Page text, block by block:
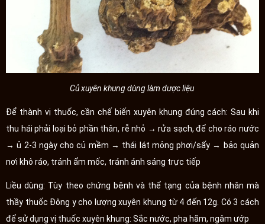
Củ xuyên khung dùng làm dược liệu
Để thành vị thuốc, cần chế biến xuyên khung đúng cách: Sau khi
thu hái phải loại bỏ phần thân, rễ nhỏ → rửa sạch, để cho ráo nước
→ ủ 2-3 ngày cho củ mềm → thái lát mỏng phơi/sấy → bảo quản
nơi khô ráo, tránh ẩm mốc, tránh ánh sáng trực tiếp
Liều dùng: Tùy theo chứng bệnh và thể tạng của bệnh nhân mà
thầy thuốc Đông y cho lượng xuyên khung từ 4 đến 12g. Có 3 cách
để sử dụng vị thuốc xuyên khung: Sắc nước, pha hãm, ngâm ướp